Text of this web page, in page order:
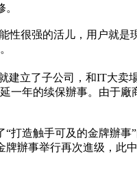
很强的活儿，用户就是
建立了子公司，和IT大卖
一年的续保辦事。由于
造触手可及的金牌辦事
辦事举行再次進级，此